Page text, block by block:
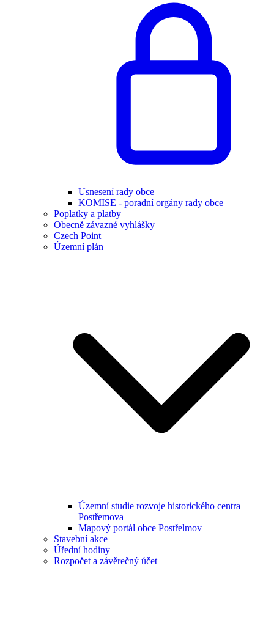
Usnesení rady obce
KOMISE - poradní orgány rady obce
Poplatky a platby
Obecně závazné vyhlášky
Czech Point
Územní plán
Územní studie rozvoje historického centra
Postřemova
Mapový portál obce Postřelmov
Stavební akce
Úřední hodiny
Rozpočet a závěrečný účet